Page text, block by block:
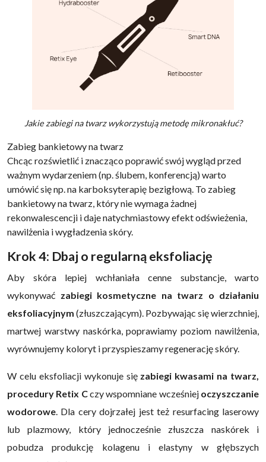
Jakie zabiegi na twarz wykorzystują metodę mikronakłuć?
Zabieg bankietowy na twarz
Chcąc rozświetlić i znacząco poprawić swój wygląd przed
ważnym wydarzeniem (np. ślubem, konferencją) warto
umówić się np. na karboksyterapię bezigłową. To zabieg
bankietowy na twarz, który nie wymaga żadnej
rekonwalescencji i daje natychmiastowy efekt odświeżenia,
nawilżenia i wygładzenia skóry.
Krok 4: Dbaj o regularną eksfoliację
Aby skóra lepiej wchłaniała cenne substancje, warto
wykonywać zabiegi kosmetyczne na twarz o działaniu
eksfoliacyjnym (złuszczającym). Pozbywając się wierzchniej,
martwej warstwy naskórka, poprawiamy poziom nawilżenia,
wyrównujemy koloryt i przyspieszamy regenerację skóry.
W celu eksfoliacji wykonuje się zabiegi kwasami na twarz,
procedury Retix Cczy wspomniane wcześniejoczyszczanie
wodorowe. Dla cery dojrzałej jest też resurfacing laserowy
lub plazmowy, który jednocześnie złuszcza naskórek i
pobudza produkcję kolagenu i elastyny w głębszych